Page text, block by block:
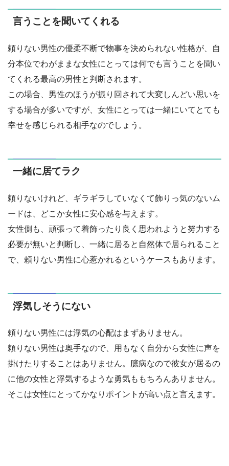
言うことを聞いてくれる
頼りない男性の優柔不断で物事を決められない性格が、自
分本位でわがままな女性にとっては何でも言うことを聞い
てくれる最高の男性と判断されます。
この場合、男性のほうが振り回されて大変しんどい思いを
する場合が多いですが、女性にとっては一緒にいてとても
幸せを感じられる相手なのでしょう。
一緒に居てラク
頼りないけれど、ギラギラしていなくて飾りっ気のないム
ードは、どこか女性に安心感を与えます。
女性側も、頑張って着飾ったり良く思われようと努力する
必要が無いと判断し、一緒に居ると自然体で居られること
で、頼りない男性に心惹かれるというケースもあります。
浮気しそうにない
頼りない男性には浮気の心配はまずありません。
頼りない男性は奥手なので、用もなく自分から女性に声を
掛けたりすることはありません。臆病なので彼女が居るの
に他の女性と浮気するような勇気ももちろんありません。
そこは女性にとってかなりポイントが高い点と言えます。